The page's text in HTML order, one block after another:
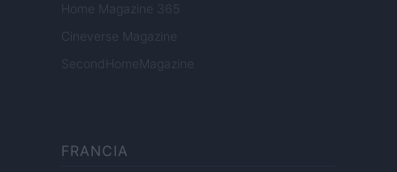
Home Magazine 365
Cineverse Magazine
SecondHomeMagazine
FRANCIA